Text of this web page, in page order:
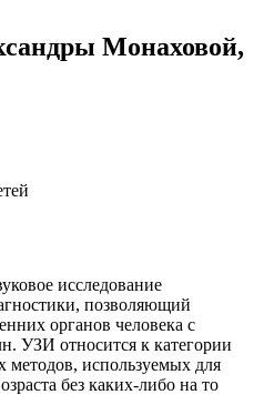
Монаховой,
исследование
позволяющий
органов человека с
УЗИ относится к категории
методов, используемых для
без каких-либо на то